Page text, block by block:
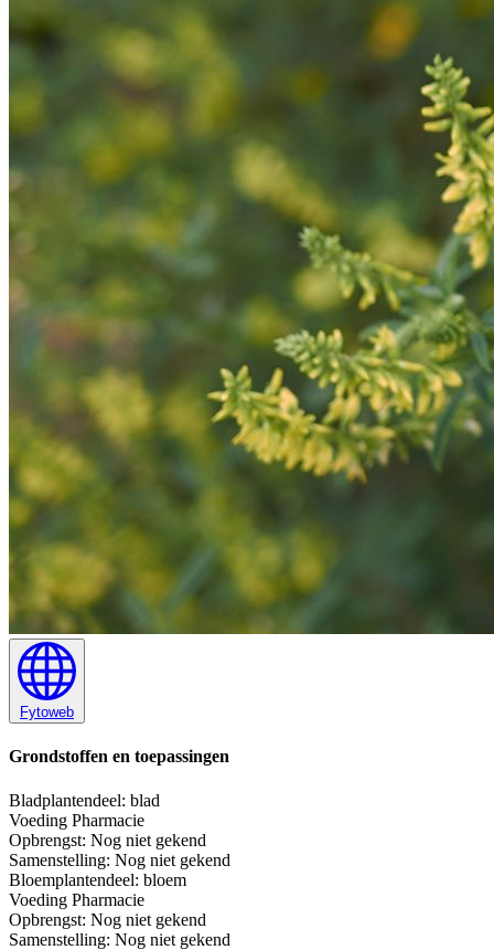
Fytoweb
Grondstoffen en toepassingen
Bladplantendeel: blad
Voeding Pharmacie
Opbrengst: Nog niet gekend
Samenstelling: Nog niet gekend
Bloemplantendeel: bloem
Voeding Pharmacie
Opbrengst: Nog niet gekend
Samenstelling: Nog niet gekend